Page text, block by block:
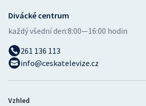
Divácké centrum
každý všední den:8:00—16:00 hodin
261 136 113
info@ceskatelevize.cz
Vzhled